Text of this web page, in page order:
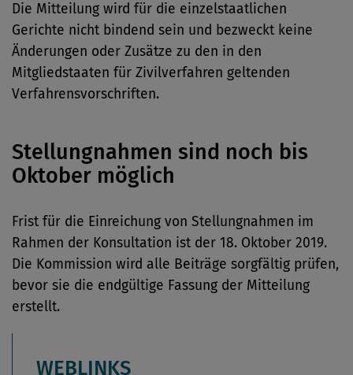
Die Mitteilung wird für die einzelstaatlichen
Gerichte nicht bindend sein und bezweckt keine
Änderungen oder Zusätze zu den in den
Mitgliedstaaten für Zivilverfahren geltenden
Verfahrensvorschriften.
Stellungnahmen sind noch bis
Oktober möglich
Frist für die Einreichung von Stellungnahmen im
Rahmen der Konsultation ist der 18. Oktober 2019.
Die Kommission wird alle Beiträge sorgfältig prüfen,
bevor sie die endgültige Fassung der Mitteilung
erstellt.
WEBLINKS